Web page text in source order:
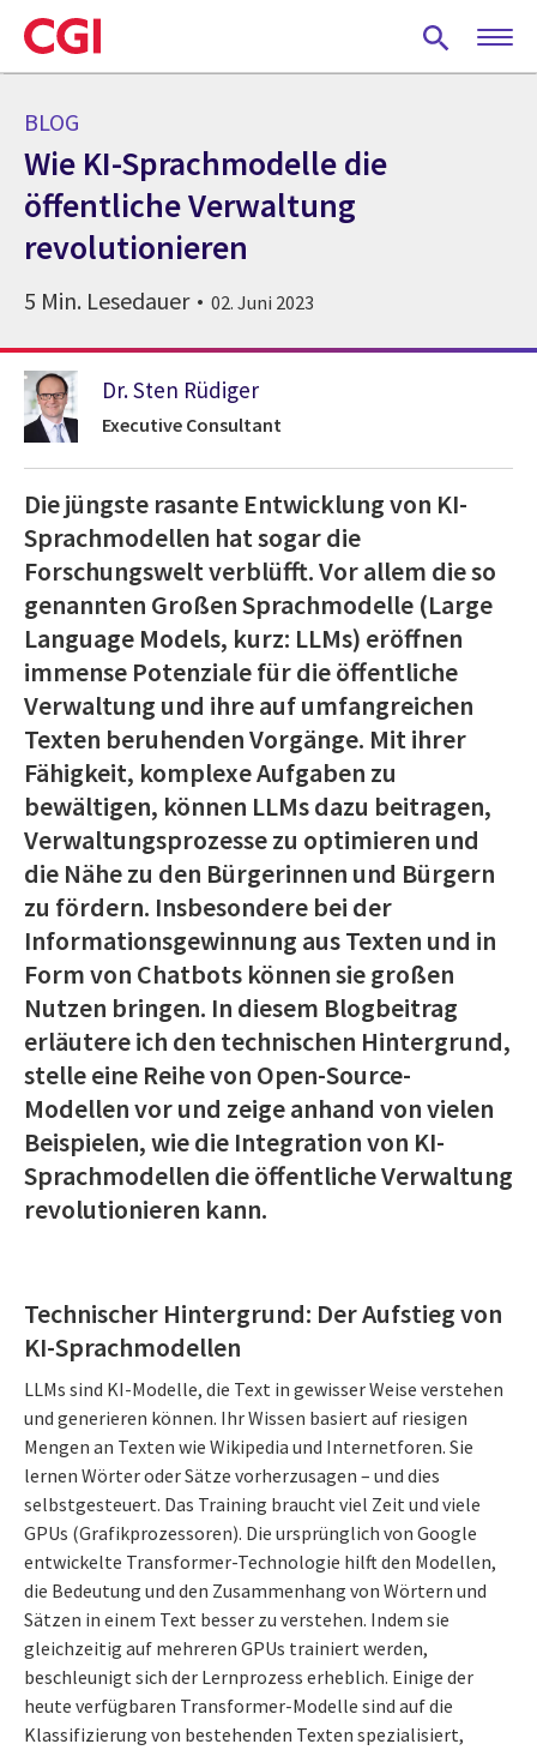
Skip
to
main
BLOG
Wie KI-Sprachmodelle die
öffentliche Verwaltung
revolutionieren
5 Min. Lesedauer 02. Juni 2023
Dr. Sten Rüdiger
Executive Consultant
Die jüngste rasante Entwicklung von KI-
Sprachmodellen hat sogar die
Forschungswelt verblüfft. Vor allem die so
genannten Großen Sprachmodelle (Large
Language Models, kurz: LLMs) eröffnen
immense Potenziale für die öffentliche
Verwaltung und ihre auf umfangreichen
Texten beruhenden Vorgänge. Mit ihrer
Fähigkeit, komplexe Aufgaben zu
bewältigen, können LLMs dazu beitragen,
Verwaltungsprozesse zu optimieren und
die Nähe zu den Bürgerinnen und Bürgern
zu fördern. Insbesondere bei der
Informationsgewinnung aus Texten und in
Form von Chatbots können sie großen
Nutzen bringen. In diesem Blogbeitrag
erläutere ich den technischen Hintergrund,
stelle eine Reihe von Open-Source-
Modellen vor und zeige anhand von vielen
Beispielen, wie die Integration von KI-
Sprachmodellen die öffentliche Verwaltung
revolutionieren kann.
Technischer Hintergrund: Der Aufstieg von
KI-Sprachmodellen
LLMs sind KI-Modelle, die Text in gewisser Weise verstehen
und generieren können. Ihr Wissen basiert auf riesigen
Mengen an Texten wie Wikipedia und Internetforen. Sie
lernen Wörter oder Sätze vorherzusagen – und dies
selbstgesteuert. Das Training braucht viel Zeit und viele
GPUs (Grafikprozessoren). Die ursprünglich von Google
entwickelte Transformer-Technologie hilft den Modellen,
die Bedeutung und den Zusammenhang von Wörtern und
Sätzen in einem Text besser zu verstehen. Indem sie
gleichzeitig auf mehreren GPUs trainiert werden,
beschleunigt sich der Lernprozess erheblich. Einige der
heute verfügbaren Transformer-Modelle sind auf die
Klassifizierung von bestehenden Texten spezialisiert,